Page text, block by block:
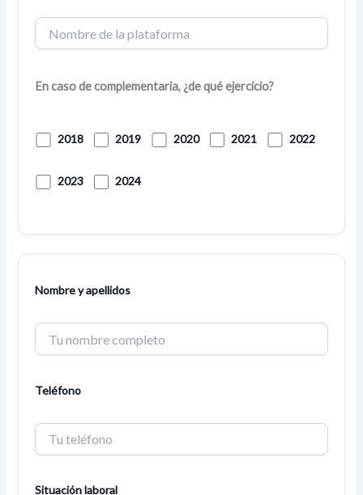
En caso de complementaria, ¿de qué ejercicio?
2018 2019 2020 2021 2022
2023 2024
Nombre y apellidos
Teléfono
Situación laboral